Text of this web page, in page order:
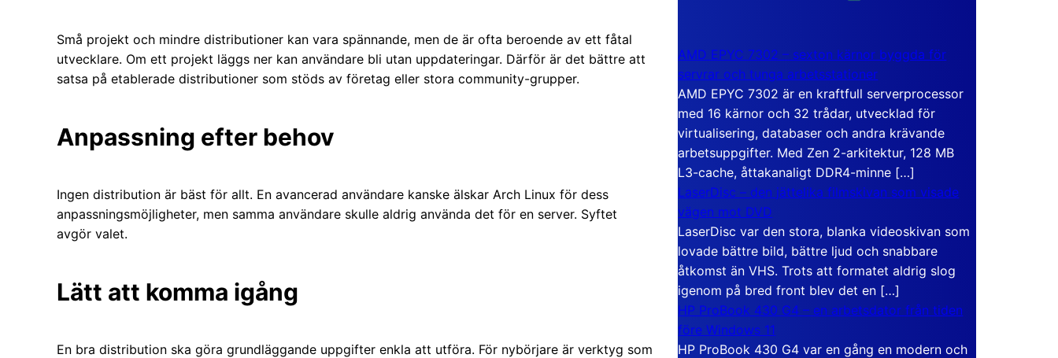
Små projekt och mindre distributioner kan vara spännande, men de är ofta beroende av ett fåtal
utvecklare. Om ett projekt läggs ner kan användare bli utan uppdateringar. Därför är det bättre att
satsa på etablerade distributioner som stöds av företag eller stora community-grupper.
Anpassning efter behov
Ingen distribution är bäst för allt. En avancerad användare kanske älskar Arch Linux för dess
anpassningsmöjligheter, men samma användare skulle aldrig använda det för en server. Syftet
avgör valet.
Lätt att komma igång
En bra distribution ska göra grundläggande uppgifter enkla att utföra. För nybörjare är verktyg som
AMD EPYC 7302 – sexton kärnor byggda för
servrar och tunga arbetsstationer
AMD EPYC 7302 är en kraftfull serverprocessor
med 16 kärnor och 32 trådar, utvecklad för
virtualisering, databaser och andra krävande
arbetsuppgifter. Med Zen 2-arkitektur, 128 MB
L3-cache, åttakanaligt DDR4-minne […]
LaserDisc – den jättelika filmskivan som visade
vägen mot DVD
LaserDisc var den stora, blanka videoskivan som
lovade bättre bild, bättre ljud och snabbare
åtkomst än VHS. Trots att formatet aldrig slog
igenom på bred front blev det en […]
HP ProBook 430 G4 – en arbetsdator från tiden
före Windows 11
HP ProBook 430 G4 var en gång en modern och